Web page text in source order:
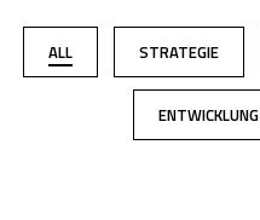
ALL STRATEGIE
ENTWICKLUNG